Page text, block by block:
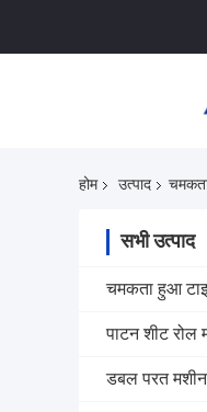
होम उत्पाद
सभी उत्पाद
चमकता हुआ
पाटन शीट रोल
डबल परत